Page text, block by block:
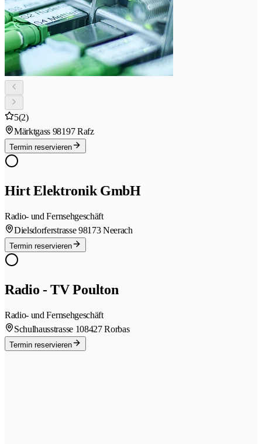
5(2)
Märktgass 98197 Rafz
Termin reservieren
Hirt Elektronik GmbH
Radio- und Fernsehgeschäft
Dielsdorferstrasse 98173 Neerach
Termin reservieren
Radio - TV Poulton
Radio- und Fernsehgeschäft
Schulhausstrasse 108427 Rorbas
Termin reservieren